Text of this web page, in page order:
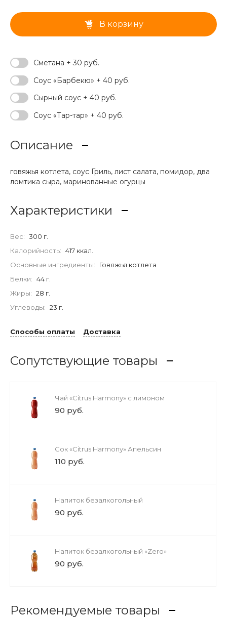
В корзину
Сметана + 30 руб.
Соус «Барбекю» + 40 руб.
Сырный соус + 40 руб.
Соус «Тар-тар» + 40 руб.
Описание
говяжья котлета, соус Гриль, лист салата, помидор, два
ломтика сыра, маринованные огурцы
Характеристики
Вес: 300 г.
Калорийность: 417 ккал.
Основные ингредиенты:
Говяжья котлета
Белки: 44 г.
Жиры: 28 г.
Углеводы: 23 г.
Способы оплаты Доставка
Сопутствующие товары
Чай «Citrus Harmony» с лимоном
90 руб.
Сок «Citrus Harmony» Апельсин
110 руб.
Напиток безалкогольный
90 руб.
Напиток безалкогольный «Zero»
90 руб.
Рекомендуемые товары